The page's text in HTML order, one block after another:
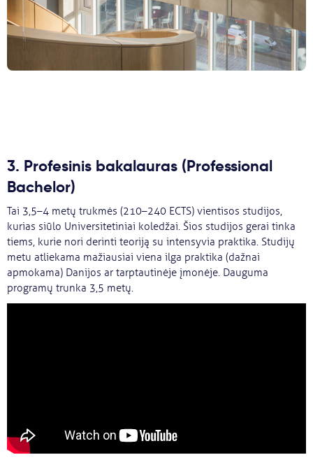
3. Profesinis bakalauras (Professional
Bachelor)
Tai 3,5–4 metų trukmės (210–240 ECTS) vientisos studijos,
kurias siūlo Universitetiniai koledžai. Šios studijos gerai tinka
tiems, kurie nori derinti teoriją su intensyvia praktika. Studijų
metu atliekama mažiausiai viena ilga praktika (dažnai
apmokama) Danijos ar tarptautinėje įmonėje. Dauguma
programų trunka 3,5 metų.